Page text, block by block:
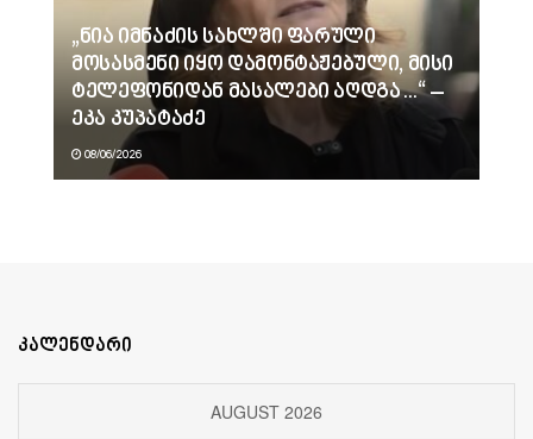
„ნია იმნაძის სახლში ფარული
მოსასმენი იყო დამონტაჟებული, მისი
ტელეფონიდან მასალები აღდგა…“ –
ეკა კუპატაძე
08/06/2026
კალენდარი
AUGUST 2026